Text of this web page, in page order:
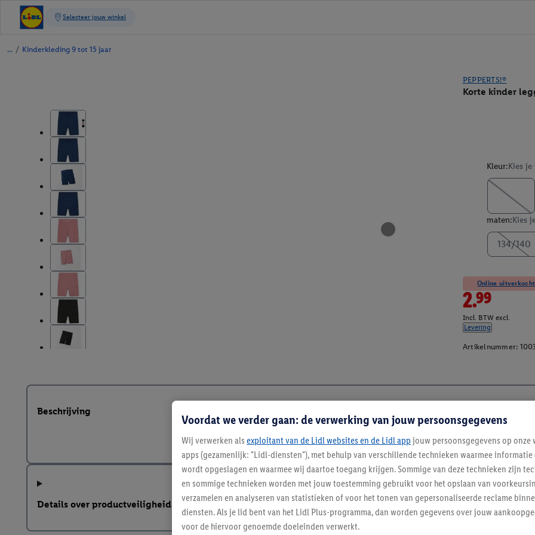
/ Kinderkleding 9 tot 15 jaar
PEPPERTS!®
Korte kinder
Kleur:Kies
maten:Kies
134/140
Online
2.99
Incl. BTW excl.
Levering
Artikelnummer:
Beschrijving
Details over productveiligheid
Voordat we verder gaan: de verwerking van jouw persoonsgegevens
Wij verwerken als exploitant van de Lidl websites en de Lidl app jouw persoonsgegevens op onze
apps (gezamenlijk: "Lidl-diensten"), met behulp van verschillende technieken waarmee
wordt opgeslagen en waarmee wij daartoe toegang krijgen. Sommige van deze technieken zijn
en sommige technieken worden met jouw toestemming gebruikt voor het opslaan van
verzamelen en analyseren van statistieken of voor het tonen van gepersonaliseerde reclame
diensten. Als je lid bent van het Lidl Plus-programma, dan worden gegevens over jouw
voor de hiervoor genoemde doeleinden verwerkt.